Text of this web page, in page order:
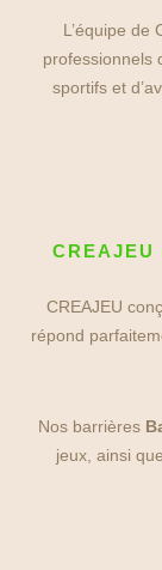
L’équipe de
professionnels
sportifs et
CREAJEU
répond
Nos barrières
jeux, ainsi